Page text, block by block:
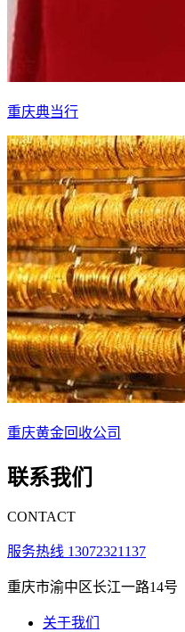
重庆典当行
重庆黄金回收公司
联系我们
CONTACT
服务热线 13072321137
重庆市渝中区长江一路14号
关于我们